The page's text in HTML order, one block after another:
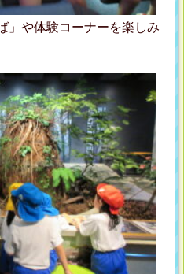
」や体験コーナーを楽しみ